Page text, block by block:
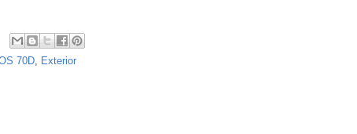
70D, Exterior